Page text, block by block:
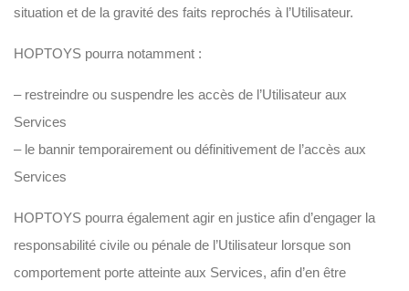
situation et de la gravité des faits reprochés à l’Utilisateur.
HOPTOYS pourra notamment :
– restreindre ou suspendre les accès de l’Utilisateur aux
Services
– le bannir temporairement ou définitivement de l’accès aux
Services
HOPTOYS pourra également agir en justice afin d’engager la
responsabilité civile ou pénale de l’Utilisateur lorsque son
comportement porte atteinte aux Services, afin d’en être